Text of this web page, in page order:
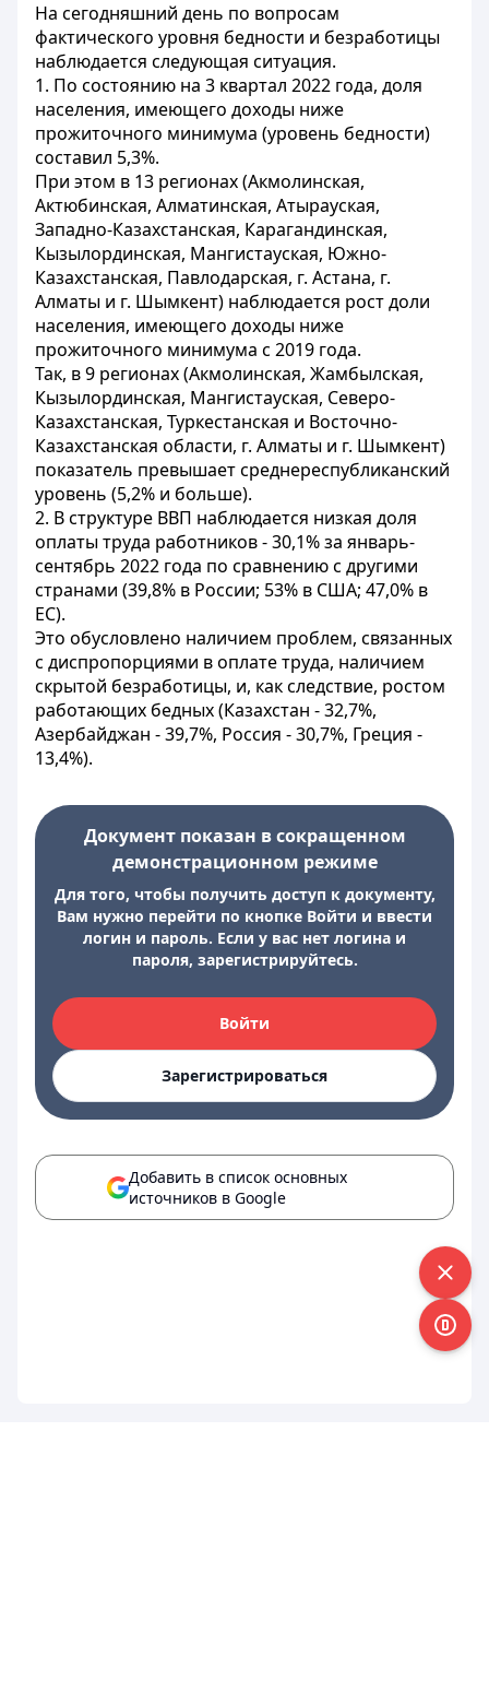
На сегодняшний день по вопросам
фактического уровня бедности и безработицы
наблюдается следующая ситуация.
1. По состоянию на 3 квартал 2022 года, доля
населения, имеющего доходы ниже
прожиточного минимума (уровень бедности)
составил 5,3%.
При этом в 13 регионах (Акмолинская,
Актюбинская, Алматинская, Атырауская,
Западно-Казахстанская, Карагандинская,
Кызылординская, Мангистауская, Южно-
Казахстанская, Павлодарская, г. Астана, г.
Алматы и г. Шымкент) наблюдается рост доли
населения, имеющего доходы ниже
прожиточного минимума c 2019 года.
Так, в 9 регионах (Акмолинская, Жамбылская,
Кызылординская, Мангистауская, Северо-
Казахстанская, Туркестанская и Восточно-
Казахстанская области, г. Алматы и г. Шымкент)
показатель превышает среднереспубликанский
уровень (5,2% и больше).
2. В структуре ВВП наблюдается низкая доля
оплаты труда работников - 30,1% за январь-
сентябрь 2022 года по сравнению с другими
странами (39,8% в России; 53% в США; 47,0% в
ЕС).
Это обусловлено наличием проблем, связанных
с диспропорциями в оплате труда, наличием
скрытой безработицы, и, как следствие, ростом
работающих бедных (Казахстан - 32,7%,
Азербайджан - 39,7%, Россия - 30,7%, Греция -
13,4%).
Документ показан в сокращенном
демонстрационном режиме
Для того, чтобы получить доступ к документу,
Вам нужно перейти по кнопке Войти и ввести
логин и пароль. Если у вас нет логина и
пароля, зарегистрируйтесь.
Войти
Зарегистрироваться
Добавить в список основных
источников в Google